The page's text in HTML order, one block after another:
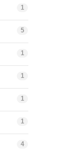
1
5
1
1
1
1
4